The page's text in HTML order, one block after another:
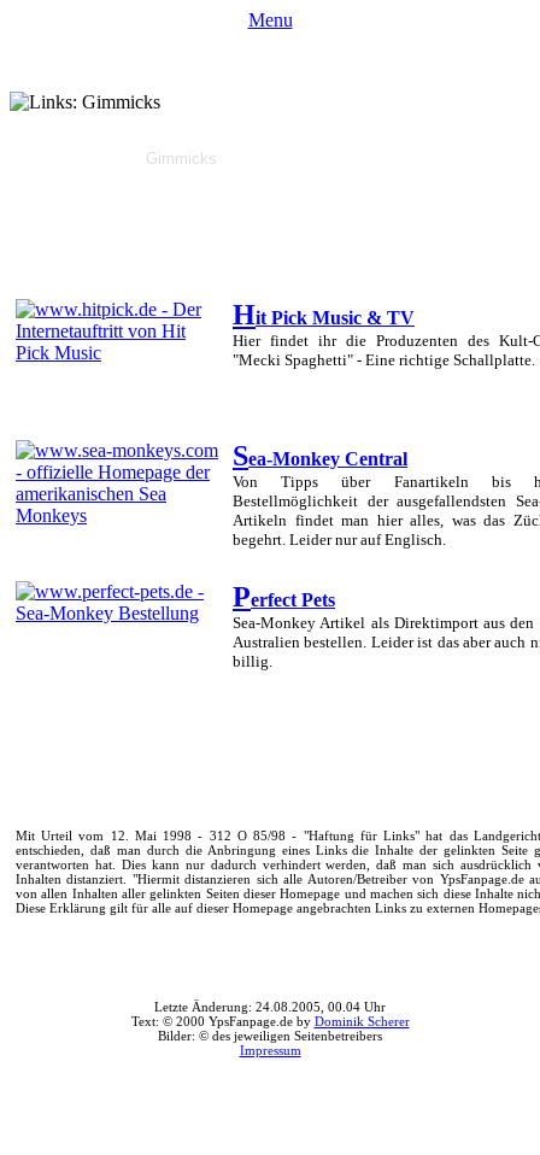
Menu
Gimmicks
Hit Pick Music & TV
Hier findet ihr die Produzenten des Kult-
"Mecki Spaghetti" - Eine richtige Schallplatte.
Sea-Monkey Central
Von Tipps über Fanartikeln bis
Bestellmöglichkeit der ausgefallendsten
Artikeln findet man hier alles, was das
begehrt. Leider nur auf Englisch.
Perfect Pets
Sea-Monkey Artikel als Direktimport aus den
Australien bestellen. Leider ist das aber auch
billig.
Mit Urteil vom 12. Mai 1998 - 312 O 85/98 - "Haftung für Links" hat das
entschieden, daß man durch die Anbringung eines Links die Inhalte der gelinkten Seite
verantworten hat. Dies kann nur dadurch verhindert werden, daß man sich ausdrücklich
Inhalten distanziert. "Hiermit distanzieren sich alle Autoren/Betreiber von YpsFanpage.de
von allen Inhalten aller gelinkten Seiten dieser Homepage und machen sich diese Inhalte
Diese Erklärung gilt für alle auf dieser Homepage angebrachten Links zu externen
Letzte Änderung: 24.08.2005, 00.04 Uhr
Text: © 2000 YpsFanpage.de by Dominik Scherer
Bilder: © des jeweiligen Seitenbetreibers
Impressum